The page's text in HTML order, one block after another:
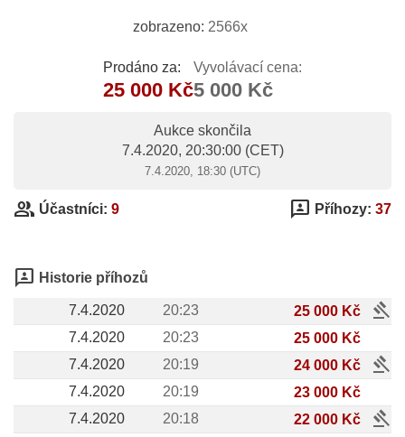
zobrazeno: 2566x
Prodáno za:
25 000 Kč
Vyvolávací cena:
5 000 Kč
Aukce skončila
7.4.2020, 20:30:00(CET)
7.4.2020, 18:30 (UTC)
group Účastníci: 9 3p Příhozy: 37
3p Historie příhozů
7.4.2020 20:23 25 000 Kč gavel
7.4.2020 20:23
25 000 Kč
7.4.2020
20:19 24 000 Kč gavel
7.4.2020 20:19
23 000 Kč
7.4.2020
20:18 22 000 Kč gavel